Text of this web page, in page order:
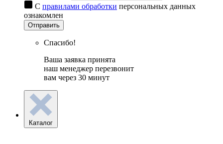
С правилами обработки персональных данных
ознакомлен
Отправить
Спасибо!
Ваша заявка принята
наш менеджер перезвонит
вам через 30 минут
Каталог